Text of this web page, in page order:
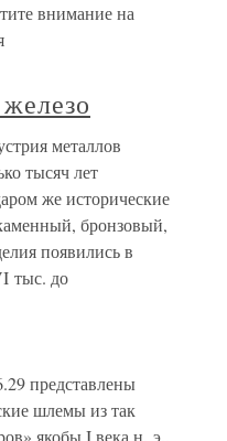
внимание на
металлов
тысяч лет
же исторические
бронзовый,
появились в
тыс. до
представлены
шлемы из так